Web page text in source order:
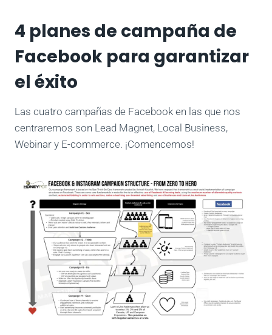
4 planes de campaña de
Facebook para garantizar
el éxito
Las cuatro campañas de Facebook en las que nos
centraremos son Lead Magnet, Local Business,
Webinar y E-commerce. ¡Comencemos!